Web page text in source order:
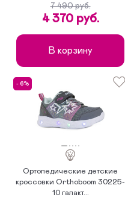
7 490 руб.
4 370 руб.
В корзину
- 6%
Ортопедические детские
кроссовки Orthoboom 30225-
10 галакт...